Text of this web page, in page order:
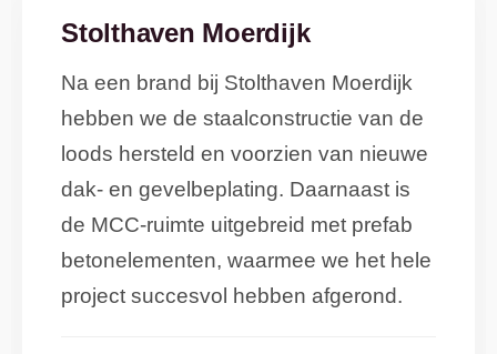
Stolthaven Moerdijk
Na een brand bij Stolthaven Moerdijk
hebben we de staalconstructie van de
loods hersteld en voorzien van nieuwe
dak- en gevelbeplating. Daarnaast is
de MCC-ruimte uitgebreid met prefab
betonelementen, waarmee we het hele
project succesvol hebben afgerond.